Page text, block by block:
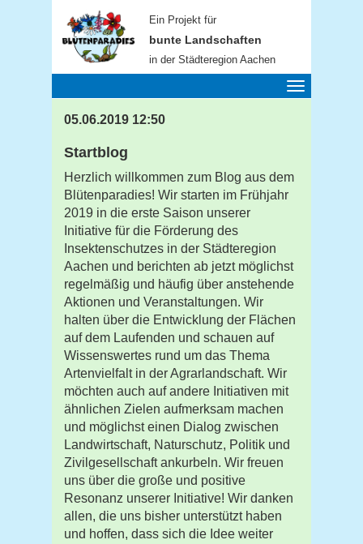
Ein Projekt für
bunte Landschaften
in der Städteregion Aachen
Toggle
05.06.2019 12:50
Startblog
Herzlich willkommen zum Blog aus dem
Blütenparadies! Wir starten im Frühjahr
2019 in die erste Saison unserer
Initiative für die Förderung des
Insektenschutzes in der Städteregion
Aachen und berichten ab jetzt möglichst
regelmäßig und häufig über anstehende
Aktionen und Veranstaltungen. Wir
halten über die Entwicklung der Flächen
auf dem Laufenden und schauen auf
Wissenswertes rund um das Thema
Artenvielfalt in der Agrarlandschaft. Wir
möchten auch auf andere Initiativen mit
ähnlichen Zielen aufmerksam machen
und möglichst einen Dialog zwischen
Landwirtschaft, Naturschutz, Politik und
Zivilgesellschaft ankurbeln. Wir freuen
uns über die große und positive
Resonanz unserer Initiative! Wir danken
allen, die uns bisher unterstützt haben
und hoffen, dass sich die Idee weiter